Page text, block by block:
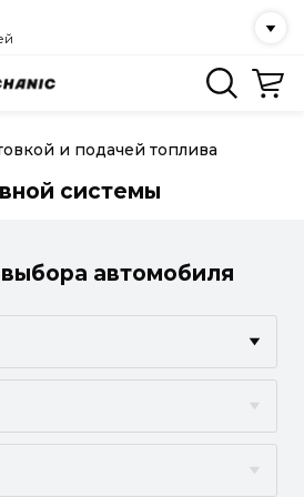
и подачей топлива
системы
автомобиля